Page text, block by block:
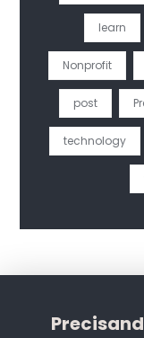
learn
Nonprofit
post
technology